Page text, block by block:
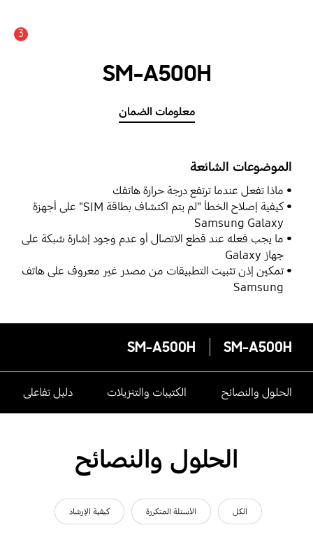
3
SM-A500H
معلومات الضمان
الموضوعات الشائعة
ماذا تفعل عندما ترتفع درجة حرارة هاتفك
كيفية إصلاح الخطأ "لم يتم اكتشاف بطاقة SIM" على أجهزة
Samsung Galaxy
ما يجب فعله عند قطع الاتصال أو عدم وجود إشارة شبكة على
جهاز Galaxy
تمكين إذن تثبيت التطبيقات من مصدر غير معروف على هاتف
Samsung
SM-A500H
SM-A500H
الحلول والنصائح الكتيبات والتنزيلات دليل تفاعلى
الحلول والنصائح
الكل الأسئلة المتكررة كيفية الإرشاد